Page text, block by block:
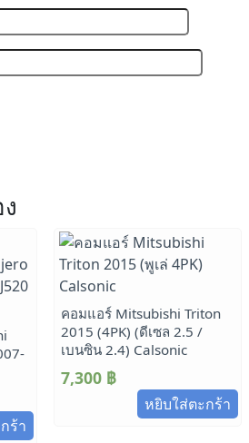
ร้า
คอมแอร์ Mitsubishi Triton
2015 (4PK) (ดีเซล 2.5 /
เบนซิน 2.4) Calsonic
7,300 ฿
หยิบใส่ตะกร้า